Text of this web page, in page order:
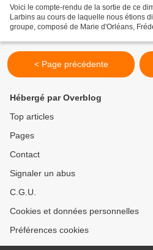
Voici le compte-rendu de la sortie de ce
Larbins au cours de laquelle nous étions
groupe, composé de Marie d'Orléans,
< Page précédente
Hébergé par Overblog
Top articles
Pages
Contact
Signaler un abus
C.G.U.
Cookies et données personnelles
Préférences cookies